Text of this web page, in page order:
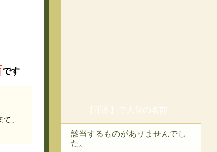
です
、
【守政】で人気の名前
該当するものがありませんでし
た。